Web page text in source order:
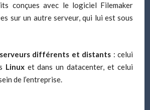
conçuesavec le logiciel Filemaker
sur un autre serveur, qui lui est sous
différents et distants : celui
Linuxet dans un datacenter, et celui
de l’entreprise.